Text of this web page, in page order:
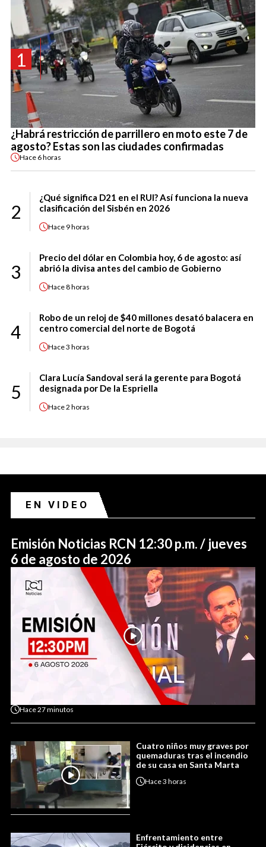
1
¿Habrá restricción de parrillero en moto este 7 de
agosto? Estas son las ciudades confirmadas
Hace 6 horas
2
¿Qué significa D21 en el RUI? Así funciona la nueva
clasificación del Sisbén en 2026
Hace 9 horas
3
Precio del dólar en Colombia hoy, 6 de agosto: así
abrió la divisa antes del cambio de Gobierno
Hace8 horas
4
Robo de un reloj de $40 millones desató balacera en
centro comercial del norte de Bogotá
Hace3 horas
5
Clara Lucía Sandoval será la gerente para Bogotá
designada por De la Espriella
Hace2 horas
EN VIDEO
Emisión Noticias RCN 12:30 p.m. / jueves
6 de agosto de 2026
Hace27 minutos
Cuatro niños muy graves por
quemaduras tras el incendio
de su casa en Santa Marta
Hace3 horas
Enfrentamiento entre